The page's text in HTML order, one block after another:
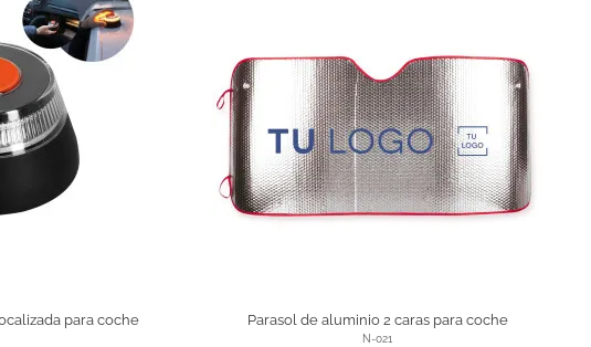
para coche Parasol de aluminio 2 caras para coche
N-021